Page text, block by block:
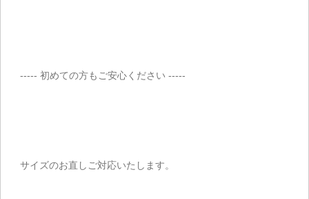
----- 初めての方もご安心ください -----
サイズのお直しご対応いたします。